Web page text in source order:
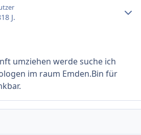
18 J.
umziehen werde suche ich
im raum Emden.Bin für